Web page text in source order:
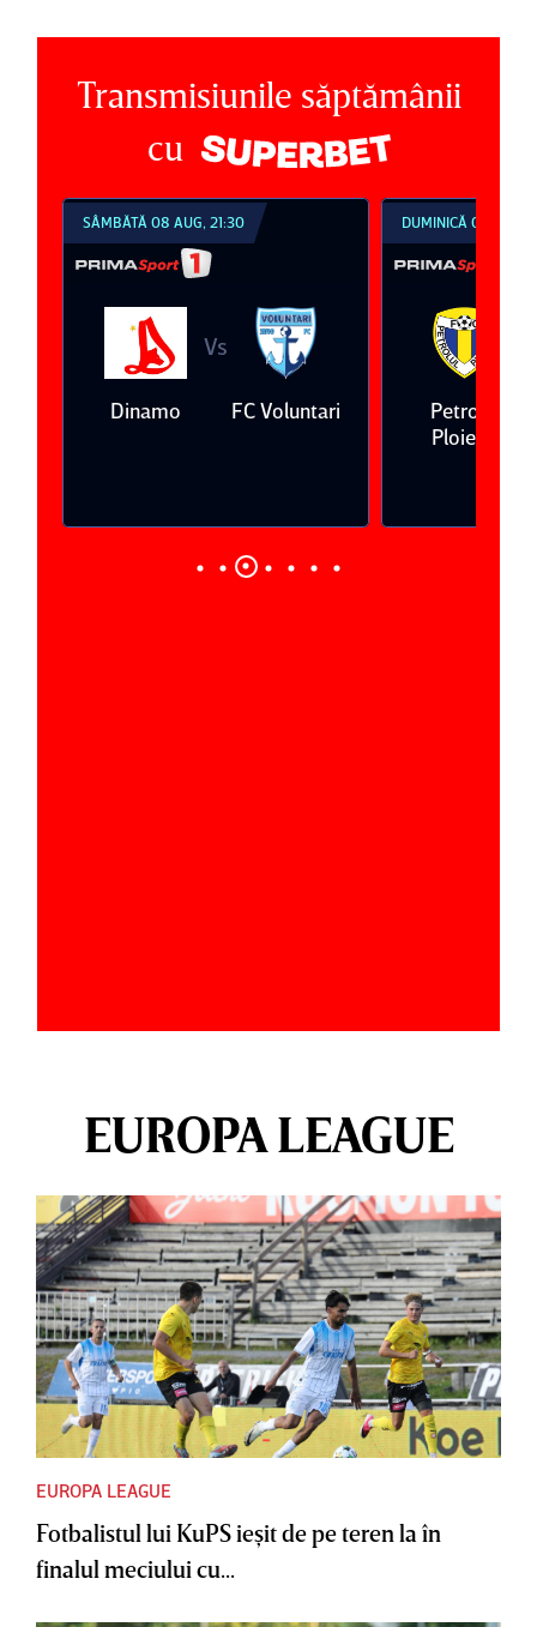
Transmisiunile săptămânii
cu
SÂMBĂTĂ 08 AUG, 21:30
Dinamo
Vs
FC Voluntari
DUMINICĂ 09 AUG,
Petrolul
Ploieşti
EUROPA LEAGUE
EUROPA LEAGUE
Fotbalistul lui KuPS ieşit de pe teren la în
finalul meciului cu...